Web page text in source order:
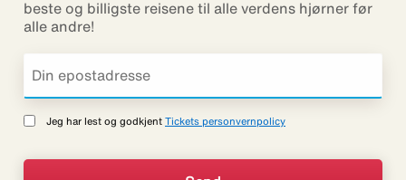
beste og billigste reisene til alle verdens hjørner før
alle andre!
Jeg har lest og godkjent Tickets personvernpolicy